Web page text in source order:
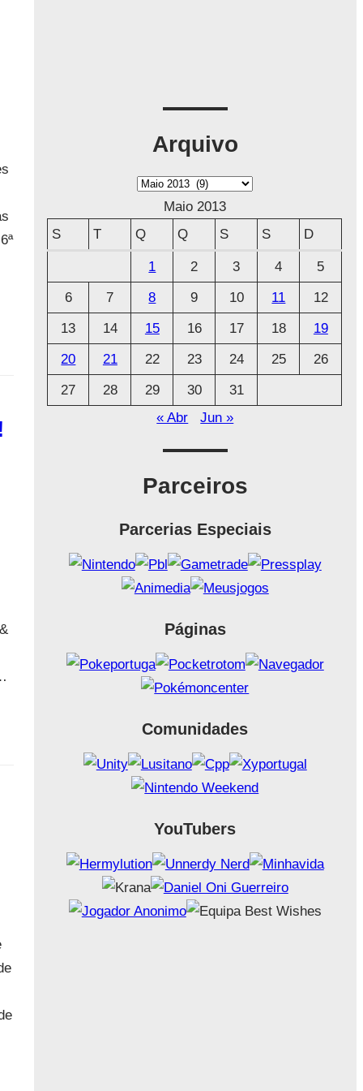
Arquivo
A
q
Maio 2013
S
T Q Q S S D
1 2 3 4
5
6
7 8 9 10 11
12
13
14 15 16 17 18
19
20
21 22 23 24 25
26
27
28 29 30
31
« Abr
Jun »
Parceiros
Parcerias Especiais
Páginas
Comunidades
YouTubers